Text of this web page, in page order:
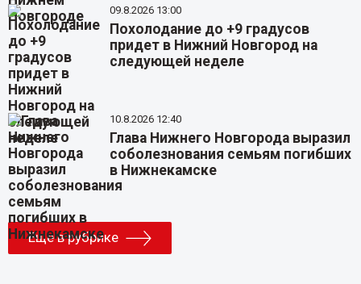
09.8.2026 13:00
Похолодание до +9 градусов
придет в Нижний Новгород на
следующей неделе
10.8.2026 12:40
Глава Нижнего Новгорода выразил
соболезнования семьям погибших
в Нижнекамске
Еще в рубрике